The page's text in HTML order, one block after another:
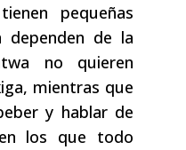
pequeñas
dependen de la
no quieren
mientras que
y hablar de
los que todo